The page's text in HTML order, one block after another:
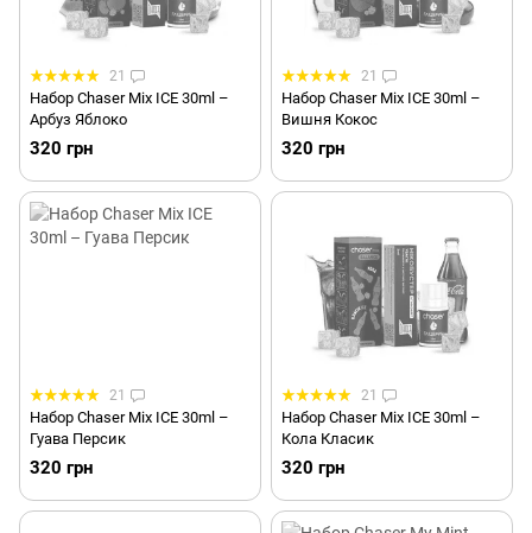
21
Набор Chaser Mix ICE 30ml –
Арбуз Яблоко
320 грн
21
Набор Chaser Mix ICE 30ml –
Вишня Кокос
320 грн
21
Набор Chaser Mix ICE 30ml –
Гуава Персик
320 грн
21
Набор Chaser Mix ICE 30ml –
Кола Класик
320 грн